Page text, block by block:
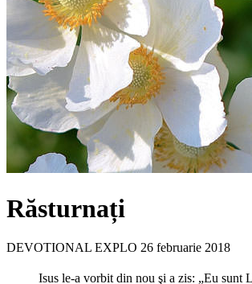
Răsturnați
DEVOTIONAL EXPLO 26 februarie 2018
Isus le-a vorbit din nou şi a zis: „Eu sunt